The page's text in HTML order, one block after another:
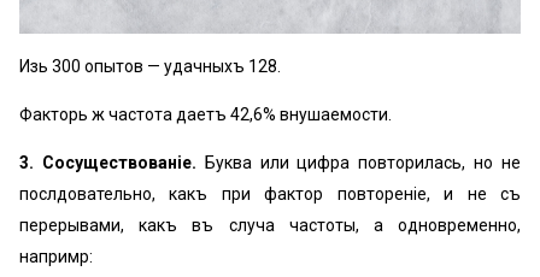
Изь 300 опытов — удачныхъ 128.
Факторь ж частота даетъ 42,6% внушаемости.
3. Сосуществованіе. Буква или цифра повторилась, но не
послѣдовательно, какъ при факторѣ повтореніе, и не съ
перерывами, какъ въ случаѣ частоты, а одновременно,
напримѣрѣ: